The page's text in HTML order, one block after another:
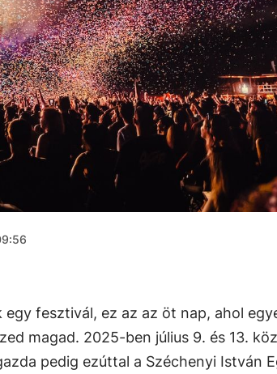
fesztivál, ez az az öt nap, ahol
magad. 2025-ben július 9. és 13.
pedig ezúttal a Széchenyi István